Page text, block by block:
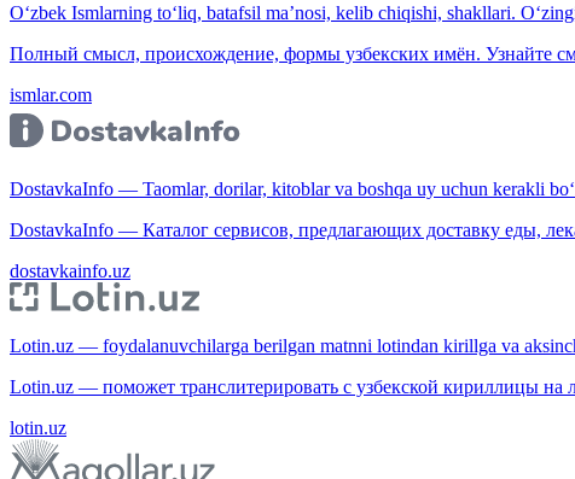
O‘zbek Ismlarning to‘liq, batafsil ma’nosi, kelib chiqishi, shakllari.
Полный смысл, происхождение, формы узбекских имён. Узнайте
ismlar.com
DostavkaInfo — Taomlar, dorilar, kitoblar va boshqa uy uchun kerakli
DostavkaInfo — Каталог сервисов, предлагающих доставку еды,
dostavkainfo.uz
Lotin.uz — foydalanuvchilarga berilgan matnni lotindan kirillga va
Lotin.uz — поможет транслитерировать с узбекской кириллицы на
lotin.uz